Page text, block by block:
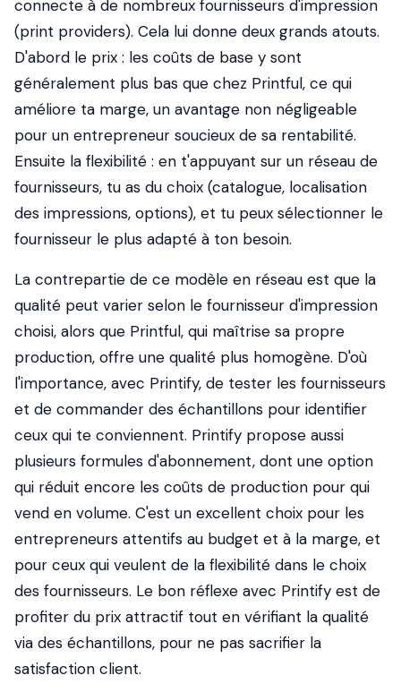
connecte à de nombreux fournisseurs d'impression
(print providers). Cela lui donne deux grands atouts.
D'abord le prix : les coûts de base y sont
généralement plus bas que chez Printful, ce qui
améliore ta marge, un avantage non négligeable
pour un entrepreneur soucieux de sa rentabilité.
Ensuite la flexibilité : en t'appuyant sur un réseau de
fournisseurs, tu as du choix (catalogue, localisation
des impressions, options), et tu peux sélectionner le
fournisseur le plus adapté à ton besoin.
La contrepartie de ce modèle en réseau est que la
qualité peut varier selon le fournisseur d'impression
choisi, alors que Printful, qui maîtrise sa propre
production, offre une qualité plus homogène. D'où
l'importance, avec Printify, de tester les fournisseurs
et de commander des échantillons pour identifier
ceux qui te conviennent. Printify propose aussi
plusieurs formules d'abonnement, dont une option
qui réduit encore les coûts de production pour qui
vend en volume. C'est un excellent choix pour les
entrepreneurs attentifs au budget et à la marge, et
pour ceux qui veulent de la flexibilité dans le choix
des fournisseurs. Le bon réflexe avec Printify est de
profiter du prix attractif tout en vérifiant la qualité
via des échantillons, pour ne pas sacrifier la
satisfaction client.